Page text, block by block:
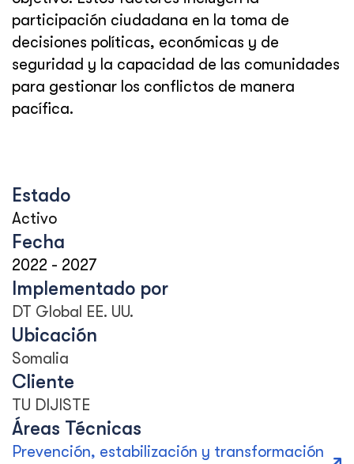
participación ciudadana en la toma de
decisiones políticas, económicas y de
seguridad y la capacidad de las comunidades
para gestionar los conflictos de manera
pacífica.
Estado
Activo
Fecha
2022 - 2027
Implementado por
DT Global EE. UU.
Ubicación
Somalia
Cliente
TU DIJISTE
Áreas Técnicas
Prevención, estabilización y transformación